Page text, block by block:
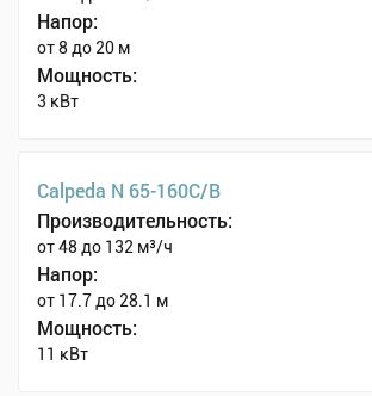
Напор:
от 8 до 20 м
Мощность:
3 кВт
Calpeda N 65-160C/B
Производительность:
от 48 до 132 м³/ч
Напор:
от 17.7 до 28.1 м
Мощность:
11 кВт